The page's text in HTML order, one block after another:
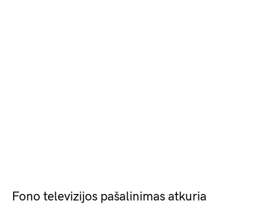
Fono televizijos pašalinimas atkuria